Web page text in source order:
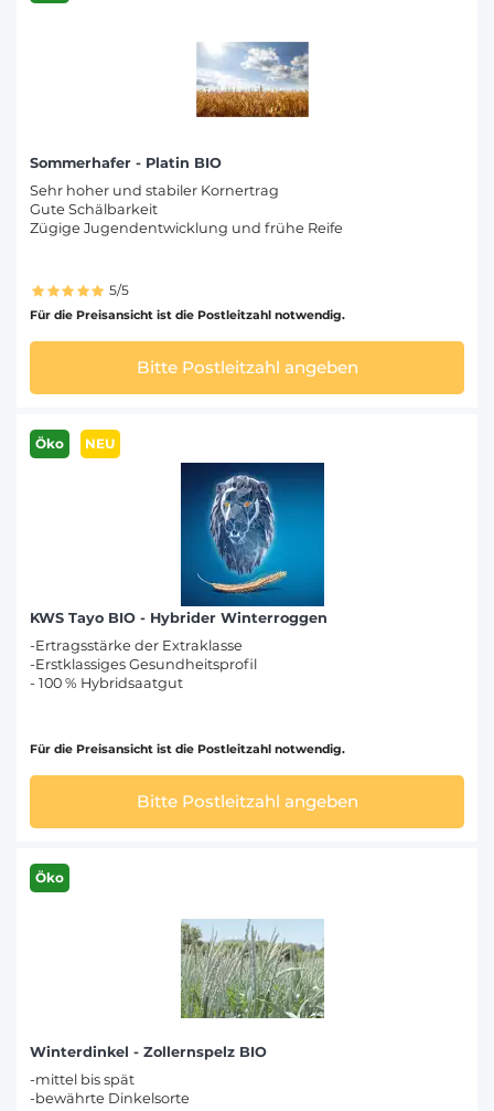
Sommerhafer - Platin BIO
Sehr hoher und stabiler Kornertrag
Gute Schälbarkeit
Zügige Jugendentwicklung und frühe Reife
5/5
Für die Preisansicht ist die Postleitzahl notwendig.
Bitte Postleitzahl angeben
Öko NEU
KWS Tayo BIO - Hybrider Winterroggen
-Ertragsstärke der Extraklasse
-Erstklassiges Gesundheitsprofil
- 100 % Hybridsaatgut
Für die Preisansicht ist die Postleitzahl notwendig.
Bitte Postleitzahl angeben
Öko
Winterdinkel - Zollernspelz BIO
-mittel bis spät
-bewährte Dinkelsorte